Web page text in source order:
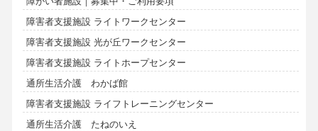
障害者支援施設 ライトワークセンター
障害者支援施設 光が丘ワークセンター
障害者支援施設 ライトホープセンター
通所生活介護 わかば館
障害者支援施設 ライフトレーニングセンター
通所生活介護 たねのいえ